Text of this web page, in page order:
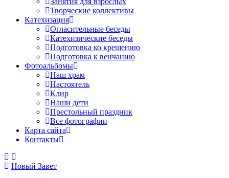
Творческие коллективы
Катехизация
Огласительные беседы
Катехизические беседы
Подготовка ко крещению
Подготовка к венчанию
Фотоальбомы
Наш храм
Настоятель
Клир
Наши дети
Престольный праздник
Все фотографии
Карта сайта
Контакты
Новый Завет